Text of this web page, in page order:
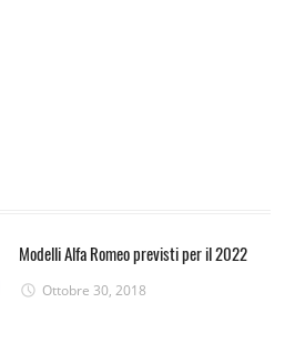
Modelli Alfa Romeo previsti per il 2022
Ottobre 30, 2018